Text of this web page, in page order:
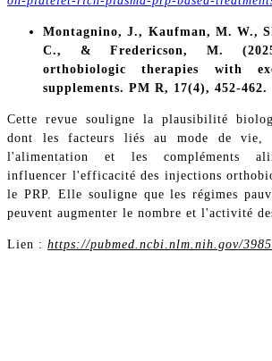
Montagnino, J., Kaufman, M. W.,
C., & Fredericson, M.
orthobiologic therapies with
supplements. PM R, 17(4), 452-462.
Cette revue souligne la plausibilité
dont les facteurs liés au mode de vie,
l'alimentation et les compléments
influencer l'efficacité des injections
le PRP. Elle souligne que les régimes
peuvent augmenter le nombre et l'activité
Lien : https://pubmed.ncbi.nlm.nih.gov/